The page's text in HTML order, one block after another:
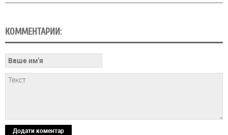
КОММЕНТАРИИ:
Додати коментар